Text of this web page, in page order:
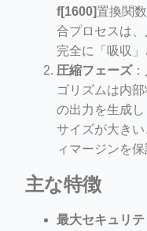
f[1600]置換関
合プロセスは
完全に「吸収」
圧縮フェーズ：
ゴリズムは内
の出力を生成
サイズが大き
ィマージンを保
主な特徴
最大セキュリ